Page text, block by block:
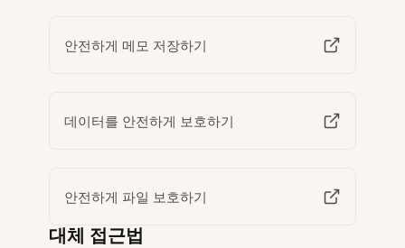
안전하게 메모 저장하기
데이터를 안전하게 보호하기
안전하게 파일 보호하기
대체 접근법